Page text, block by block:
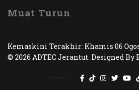
Muat Turun
Kemaskini Terakhir: Khamis 06
© 2026 ADTEC Jerantut. Designed By